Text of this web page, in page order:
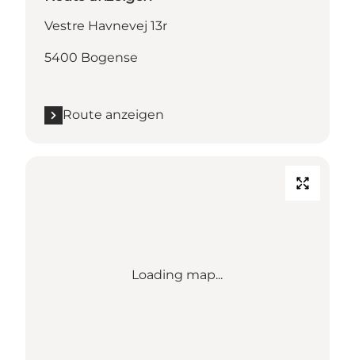
Vestre Havnevej 13r
5400 Bogense
Route anzeigen
Loading map...